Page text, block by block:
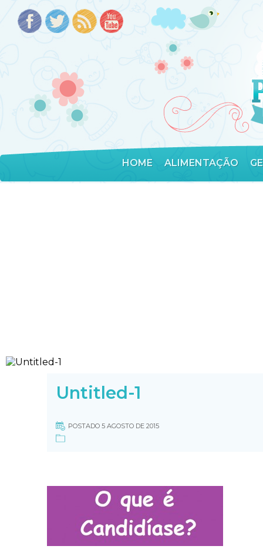
HOME ALIMENTAÇÃO
Untitled-1
POSTADO 5 AGOSTO DE 2015